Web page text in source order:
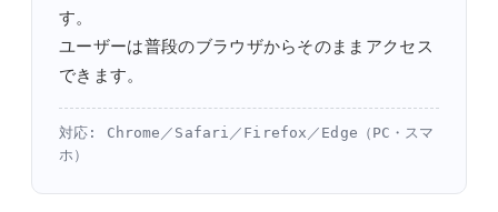
す。
ユーザーは普段のブラウザからそのままアクセス
できます。
対応: Chrome／Safari／Firefox／Edge（PC・スマ
ホ）